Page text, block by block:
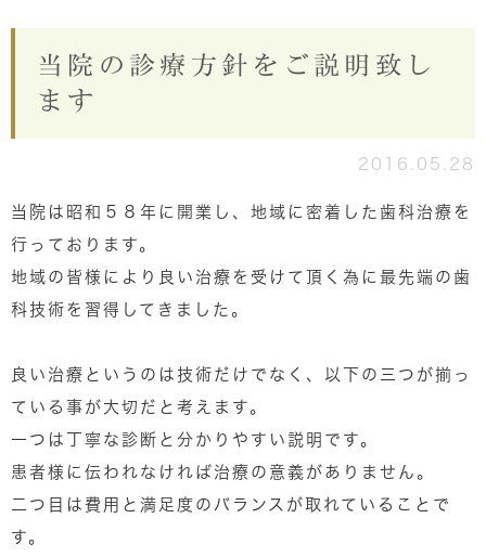
当院の診療方針をご説明致し
ます
2016.05.28
当院は昭和５８年に開業し、地域に密着した歯科治療を
行っております。
地域の皆様により良い治療を受けて頂く為に最先端の歯
科技術を習得してきました。
良い治療というのは技術だけでなく、以下の三つが揃っ
ている事が大切だと考えます。
一つは丁寧な診断と分かりやすい説明です。
患者様に伝われなければ治療の意義がありません。
二つ目は費用と満足度のバランスが取れていることで
す。